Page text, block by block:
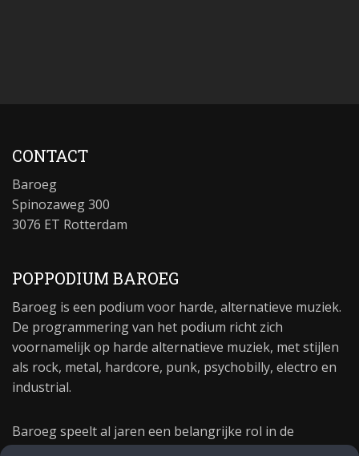
CONTACT
Baroeg
Spinozaweg 300
3076 ET Rotterdam
POPPODIUM BAROEG
Baroeg is een podium voor harde, alternatieve muziek.
De programmering van het podium richt zich
voornamelijk op harde alternatieve muziek, met stijlen
als rock, metal, hardcore, punk, psychobilly, electro en
industrial.
Baroeg speelt al jaren een belangrijke rol in de